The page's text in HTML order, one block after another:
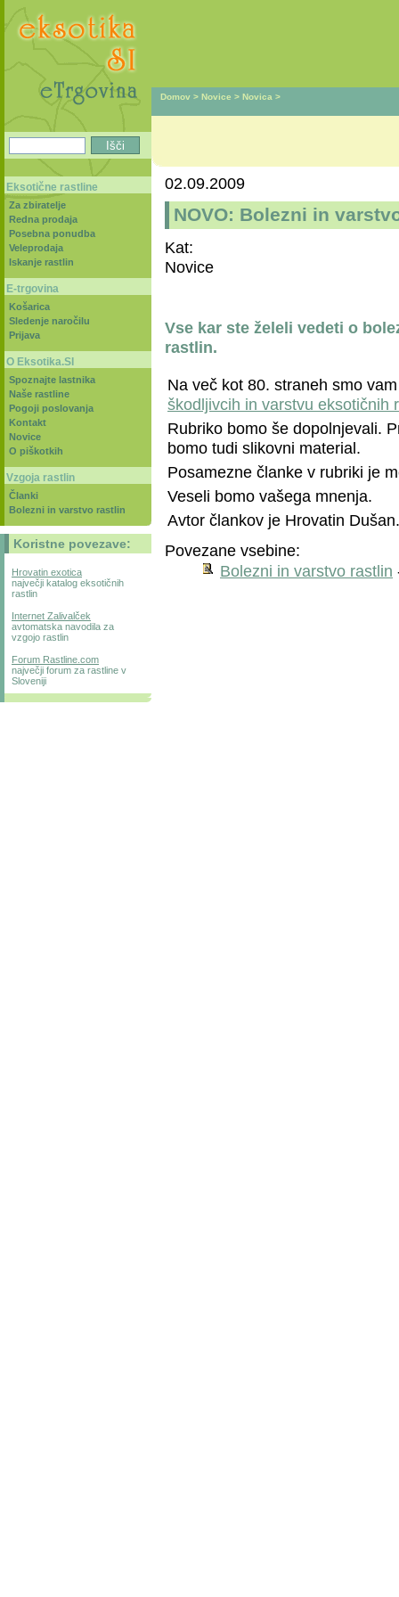
Domov > Novice > Novica >
02.09.2009
NOVO: Bolezni in
Kat:
Novice
Vse kar ste želeli vedeti o
rastlin.
Na več kot 80. straneh smo
škodljivcih in varstvu eksotičnih
Rubriko bomo še dopolnjevali.
bomo tudi slikovni material.
Posamezne članke v rubriki je
Veseli bomo vašega mnenja.
Avtor člankov je Hrovatin Dušan.
Povezane vsebine:
Bolezni in varstvo rastlin
Eksotične rastline
Za zbiratelje
Redna prodaja
Posebna ponudba
Veleprodaja
Iskanje rastlin
E-trgovina
Košarica
Sledenje naročilu
Prijava
O Eksotika.SI
Spoznajte lastnika
Naše rastline
Pogoji poslovanja
Kontakt
Novice
O piškotkih
Vzgoja rastlin
Članki
Bolezni in varstvo rastlin
Koristne povezave:
Hrovatin exotica
največji katalog eksotičnih
rastlin
Internet Zalivalček
avtomatska navodila za
vzgojo rastlin
Forum Rastline.com
največji forum za rastline v
Sloveniji